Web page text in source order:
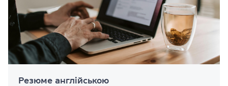
Резюме англійською